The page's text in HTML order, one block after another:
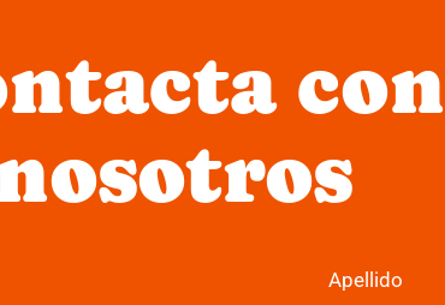
con
Apellido